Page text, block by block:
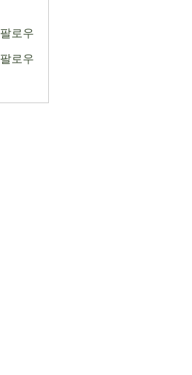
팔로우
팔로우